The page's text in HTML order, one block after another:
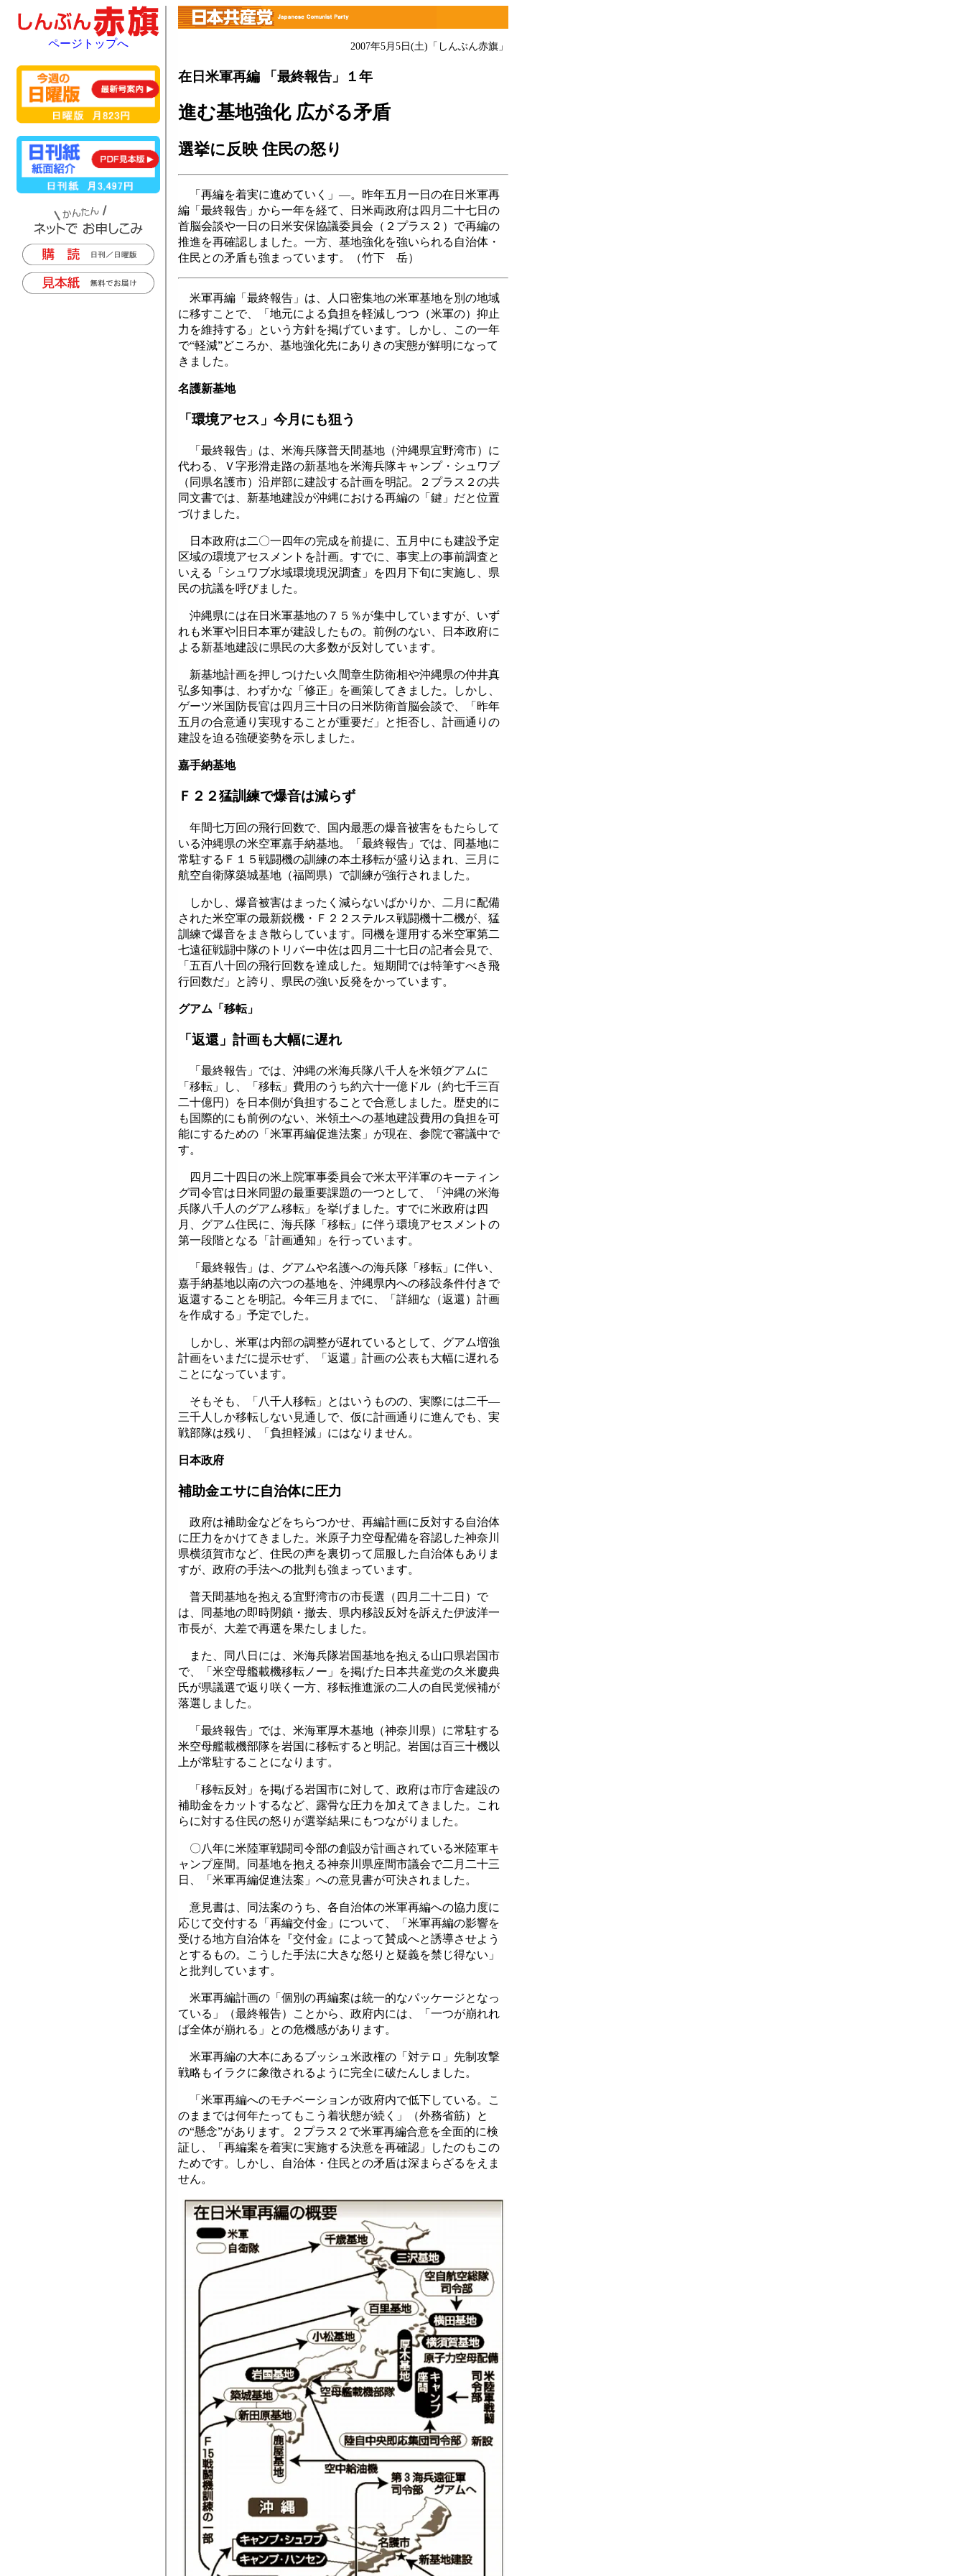
2007年5月5日(土) 「しんぶん赤旗」
在日米軍再編 「最終報告」１年
進む基地強化 広がる矛盾
選挙に反映 住民の怒り
「再編を着実に進めていく」―。昨年五月一日の在日米軍再
編「最終報告」から一年を経て、日米両政府は四月二十七日の
首脳会談や一日の日米安保協議委員会（２プラス２）で再編の
推進を再確認しました。一方、基地強化を強いられる自治体・
住民との矛盾も強まっています。（竹下 岳）
米軍再編「最終報告」は、人口密集地の米軍基地を別の地域
に移すことで、「地元による負担を軽減しつつ（米軍の）抑止
力を維持する」という方針を掲げています。しかし、この一年
で“軽減”どころか、基地強化先にありきの実態が鮮明になって
きました。
名護新基地
「環境アセス」今月にも狙う
「最終報告」は、米海兵隊普天間基地（沖縄県宜野湾市）に
代わる、Ｖ字形滑走路の新基地を米海兵隊キャンプ・シュワブ
（同県名護市）沿岸部に建設する計画を明記。２プラス２の共
同文書では、新基地建設が沖縄における再編の「鍵」だと位置
づけました。
日本政府は二〇一四年の完成を前提に、五月中にも建設予定
区域の環境アセスメントを計画。すでに、事実上の事前調査と
いえる「シュワブ水域環境現況調査」を四月下旬に実施し、県
民の抗議を呼びました。
沖縄県には在日米軍基地の７５％が集中していますが、いず
れも米軍や旧日本軍が建設したもの。前例のない、日本政府に
よる新基地建設に県民の大多数が反対しています。
新基地計画を押しつけたい久間章生防衛相や沖縄県の仲井真
弘多知事は、わずかな「修正」を画策してきました。しかし、
ゲーツ米国防長官は四月三十日の日米防衛首脳会談で、「昨年
五月の合意通り実現することが重要だ」と拒否し、計画通りの
建設を迫る強硬姿勢を示しました。
嘉手納基地
Ｆ２２猛訓練で爆音は減らず
年間七万回の飛行回数で、国内最悪の爆音被害をもたらして
いる沖縄県の米空軍嘉手納基地。「最終報告」では、同基地に
常駐するＦ１５戦闘機の訓練の本土移転が盛り込まれ、三月に
航空自衛隊築城基地（福岡県）で訓練が強行されました。
しかし、爆音被害はまったく減らないばかりか、二月に配備
された米空軍の最新鋭機・Ｆ２２ステルス戦闘機十二機が、猛
訓練で爆音をまき散らしています。同機を運用する米空軍第二
七遠征戦闘中隊のトリバー中佐は四月二十七日の記者会見で、
「五百八十回の飛行回数を達成した。短期間では特筆すべき飛
行回数だ」と誇り、県民の強い反発をかっています。
グアム「移転」
「返還」計画も大幅に遅れ
「最終報告」では、沖縄の米海兵隊八千人を米領グアムに
「移転」し、「移転」費用のうち約六十一億ドル（約七千三百
二十億円）を日本側が負担することで合意しました。歴史的に
も国際的にも前例のない、米領土への基地建設費用の負担を可
能にするための「米軍再編促進法案」が現在、参院で審議中で
す。
四月二十四日の米上院軍事委員会で米太平洋軍のキーティン
グ司令官は日米同盟の最重要課題の一つとして、「沖縄の米海
兵隊八千人のグアム移転」を挙げました。すでに米政府は四
月、グアム住民に、海兵隊「移転」に伴う環境アセスメントの
第一段階となる「計画通知」を行っています。
「最終報告」は、グアムや名護への海兵隊「移転」に伴い、
嘉手納基地以南の六つの基地を、沖縄県内への移設条件付きで
返還することを明記。今年三月までに、「詳細な（返還）計画
を作成する」予定でした。
しかし、米軍は内部の調整が遅れているとして、グアム増強
計画をいまだに提示せず、「返還」計画の公表も大幅に遅れる
ことになっています。
そもそも、「八千人移転」とはいうものの、実際には二千―
三千人しか移転しない見通しで、仮に計画通りに進んでも、実
戦部隊は残り、「負担軽減」にはなりません。
日本政府
補助金エサに自治体に圧力
政府は補助金などをちらつかせ、再編計画に反対する自治体
に圧力をかけてきました。米原子力空母配備を容認した神奈川
県横須賀市など、住民の声を裏切って屈服した自治体もありま
すが、政府の手法への批判も強まっています。
普天間基地を抱える宜野湾市の市長選（四月二十二日）で
は、同基地の即時閉鎖・撤去、県内移設反対を訴えた伊波洋一
市長が、大差で再選を果たしました。
また、同八日には、米海兵隊岩国基地を抱える山口県岩国市
で、「米空母艦載機移転ノー」を掲げた日本共産党の久米慶典
氏が県議選で返り咲く一方、移転推進派の二人の自民党候補が
落選しました。
「最終報告」では、米海軍厚木基地（神奈川県）に常駐する
米空母艦載機部隊を岩国に移転すると明記。岩国は百三十機以
上が常駐することになります。
「移転反対」を掲げる岩国市に対して、政府は市庁舎建設の
補助金をカットするなど、露骨な圧力を加えてきました。これ
らに対する住民の怒りが選挙結果にもつながりました。
〇八年に米陸軍戦闘司令部の創設が計画されている米陸軍キ
ャンプ座間。同基地を抱える神奈川県座間市議会で二月二十三
日、「米軍再編促進法案」への意見書が可決されました。
意見書は、同法案のうち、各自治体の米軍再編への協力度に
応じて交付する「再編交付金」について、「米軍再編の影響を
受ける地方自治体を『交付金』によって賛成へと誘導させよう
とするもの。こうした手法に大きな怒りと疑義を禁じ得ない」
と批判しています。
米軍再編計画の「個別の再編案は統一的なパッケージとなっ
ている」（最終報告）ことから、政府内には、「一つが崩れれ
ば全体が崩れる」との危機感があります。
米軍再編の大本にあるブッシュ米政権の「対テロ」先制攻撃
戦略もイラクに象徴されるように完全に破たんしました。
「米軍再編へのモチベーションが政府内で低下している。こ
のままでは何年たってもこう着状態が続く」（外務省筋）と
の“懸念”があります。２プラス２で米軍再編合意を全面的に検
証し、「再編案を着実に実施する決意を再確認」したのもこの
ためです。しかし、自治体・住民との矛盾は深まらざるをえま
せん。
ページトップへ